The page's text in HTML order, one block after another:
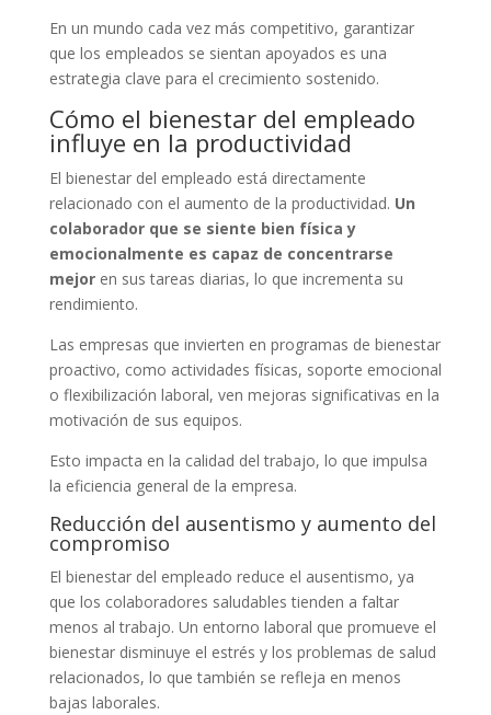
En un mundo cada vez más competitivo, garantizar
que los empleados se sientan apoyados es una
estrategia clave para el crecimiento sostenido.
Cómo el bienestar del empleado
influye en la productividad
El bienestar del empleado está directamente
relacionado con el aumento de la productividad. Un
colaborador que se siente bien física y
emocionalmente es capaz de concentrarse
mejor en sus tareas diarias, lo que incrementa su
rendimiento.
Las empresas que invierten en programas de bienestar
proactivo, como actividades físicas, soporte emocional
o flexibilización laboral, ven mejoras significativas en la
motivación de sus equipos.
Esto impacta en la calidad del trabajo, lo que impulsa
la eficiencia general de la empresa.
Reducción del ausentismo y aumento del
compromiso
El bienestar del empleado reduce el ausentismo, ya
que los colaboradores saludables tienden a faltar
menos al trabajo. Un entorno laboral que promueve el
bienestar disminuye el estrés y los problemas de salud
relacionados, lo que también se refleja en menos
bajas laborales.